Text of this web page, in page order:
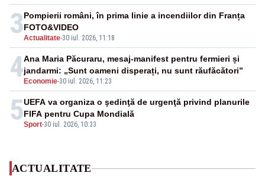
3Actualitate-30 iul. 2026, 11:18
Pompierii români, în prima linie a incendiilor din Franța
FOTO&VIDEO
4 Economie-30 iul. 2026, 11:23
Ana Maria Păcuraru, mesaj-manifest pentru fermieri și
jandarmi: „Sunt oameni disperați, nu sunt răufăcători”
5Sport-30 iul. 2026, 10:33
UEFA va organiza o şedinţă de urgenţă privind planurile
FIFA pentru Cupa Mondială
ACTUALITATE